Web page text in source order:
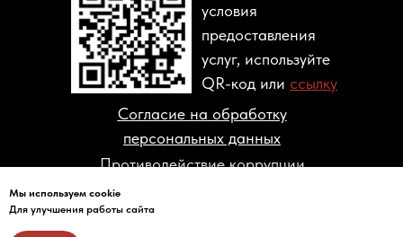
© 2004-2026 ГОСУДАРСТВЕННЫЙ
Согласие на обработку
персональных данных
Противодействие коррупции
условия
предоставления
услуг, используйте
QR-код или ссылку
Мы используем cookie
Для улучшения работы сайта